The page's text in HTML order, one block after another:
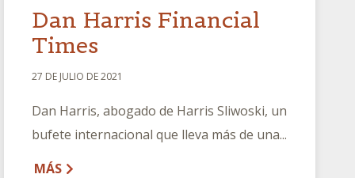
Dan Harris Financial
Times
27 DE JULIO DE 2021
Dan Harris, abogado de Harris Sliwoski, un
bufete internacional que lleva más de una...
MÁS